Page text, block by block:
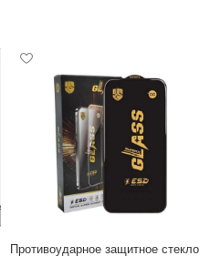
Противоударное защитное стекло